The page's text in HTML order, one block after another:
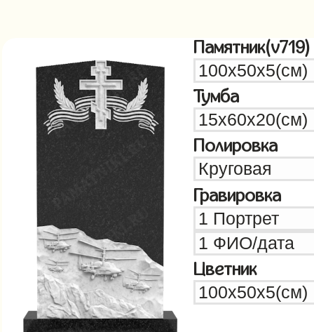
Памятник(v719)
Тумба
Полировка
Гравировка
Цветник